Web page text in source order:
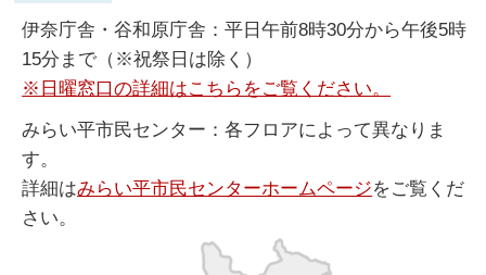
伊奈庁舎・谷和原庁舎：平日午前8時30分から午後5時
15分まで（※祝祭日は除く）
※日曜窓口の詳細はこちらをご覧ください。
みらい平市民センター：各フロアによって異なりま
す。
詳細はみらい平市民センターホームページをご覧くだ
さい。